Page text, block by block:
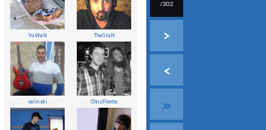
Yo-WaN TheGlaN
valinski ChrisPirotte
/302